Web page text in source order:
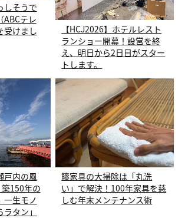
しそうで
ABCテレ
受けまし
【HCJ2026】ホテルレスト
ランショー開幕！設営を終
え、明日から2日目がスター
トします。
戸内の風
150年の
一生モノ
タン」
籐家具の大掃除は「丸洗
い」で解決！100年家具を慈
しむ年末メンテナンス術